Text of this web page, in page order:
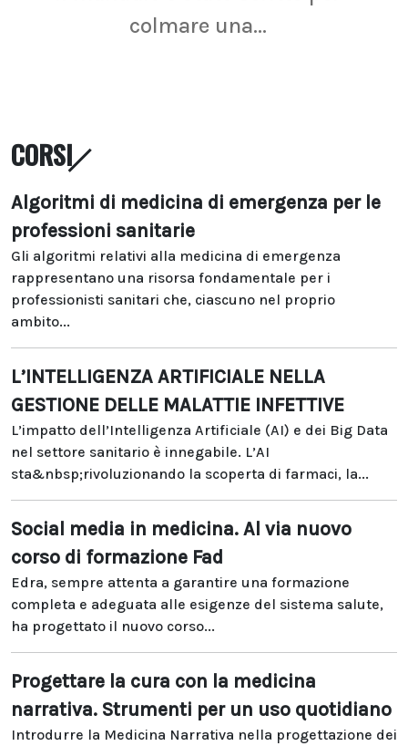
colmare una...
CORSI
Algoritmi di medicina di emergenza per le
professioni sanitarie
Gli algoritmi relativi alla medicina di emergenza
rappresentano una risorsa fondamentale per i
professionisti sanitari che, ciascuno nel proprio
ambito...
L’INTELLIGENZA ARTIFICIALE NELLA
GESTIONE DELLE MALATTIE INFETTIVE
L’impatto dell’Intelligenza Artificiale (AI) e dei Big Data
nel settore sanitario è innegabile. L’AI
sta&nbsp;rivoluzionando la scoperta di farmaci, la...
Social media in medicina. Al via nuovo
corso di formazione Fad
Edra, sempre attenta a garantire una formazione
completa e adeguata alle esigenze del sistema salute,
ha progettato il nuovo corso...
Progettare la cura con la medicina
narrativa. Strumenti per un uso quotidiano
Introdurre la Medicina Narrativa nella progettazione dei